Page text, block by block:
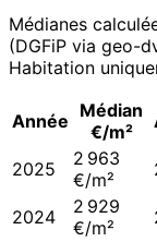
Médianes
(DGFiP via geo-
Habitation
Année Médian
€/m²
2025
2 963
€/m²
2024
2 929
€/m²